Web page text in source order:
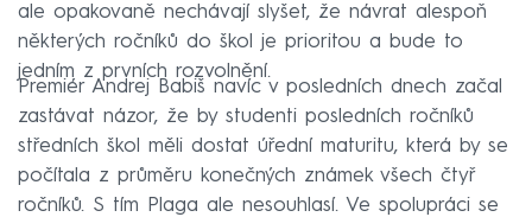
ale opakovaně nechávají slyšet, že návrat alespoň
některých ročníků do škol je prioritou a bude to
jedním z prvních rozvolnění.
Premiér Andrej Babiš navíc v posledních dnech začal
zastávat názor, že by studenti posledních ročníků
středních škol měli dostat úřední maturitu, která by se
počítala z průměru konečných známek všech čtyř
ročníků. S tím Plaga ale nesouhlasí. Ve spolupráci se